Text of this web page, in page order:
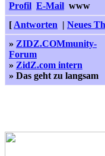
Profil E-Mail www
[ Antworten | Neues
» ZIDZ.COMmunity-
Forum
» ZidZ.com intern
» Das geht zu langsam